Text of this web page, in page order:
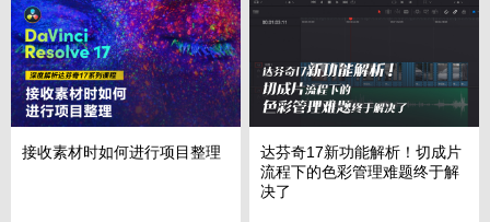
接收素材时如何进行项目整理
达芬奇17新功能解析！切成片
流程下的色彩管理难题终于解
决了